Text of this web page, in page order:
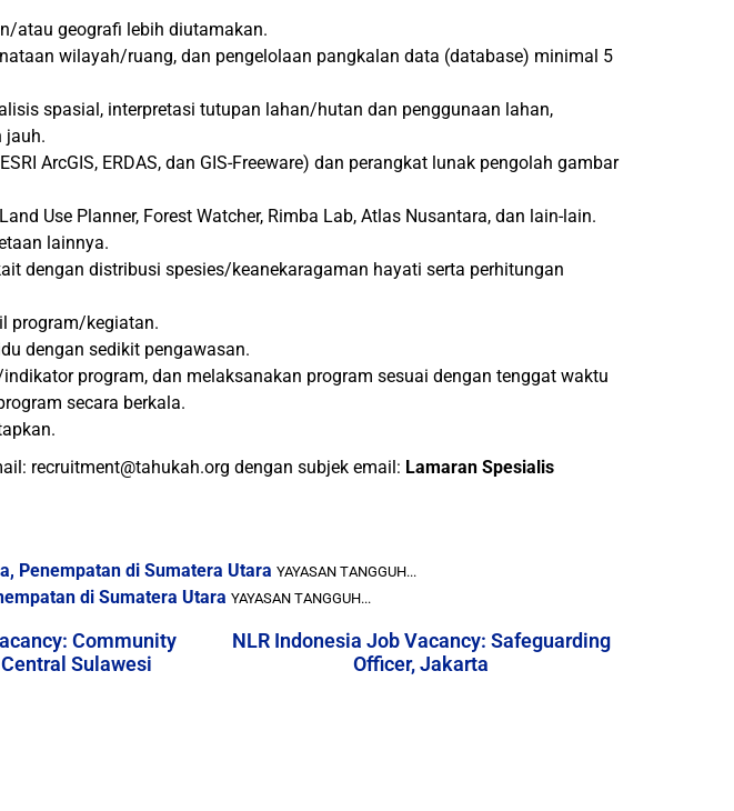
atau geografi lebih diutamakan.
wilayah/ruang, dan pengelolaan pangkalan data (database) minimal 5
spasial, interpretasi tutupan lahan/hutan dan penggunaan lahan,
jauh.
ArcGIS, ERDAS, dan GIS-Freeware) dan perangkat lunak pengolah gambar
Use Planner, Forest Watcher, Rimba Lab, Atlas Nusantara, dan lain-lain.
lainnya.
dengan distribusi spesies/keanekaragaman hayati serta perhitungan
program/kegiatan.
dengan sedikit pengawasan.
program, dan melaksanakan program sesuai dengan tenggat waktu
secara berkala.
recruitment@tahukah.org dengan subjek email: Lamaran Spesialis
Penempatan di Sumatera Utara YAYASAN TANGGUH...
di Sumatera Utara YAYASAN TANGGUH...
Community
Sulawesi
NLR Indonesia Job Vacancy: Safeguarding
Officer, Jakarta